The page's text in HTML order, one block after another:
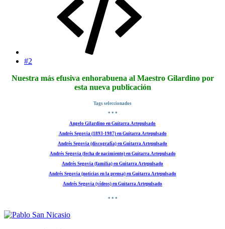
#2
Nuestra más efusiva enhorabuena al Maestro Gilardino por
esta nueva publicación​
Tags seleccionados
* * *
Angelo Gilardino en Guitarra.Artepulsado
Andrés Segovia (1893-1987) en Guitarra.Artepulsado
Andrés Segovia (discografía) en Guitarra.Artepulsado
Andrés Segovia (fecha de nacimiento) en Guitarra.Artepulsado
Andrés Segovia (familia) en Guitarra.Artepulsado
Andrés Segovia (noticias en la prensa) en Guitarra.Artepulsado
Andrés Segovia (vídeos) en Guitarra.Artepulsado
* * *